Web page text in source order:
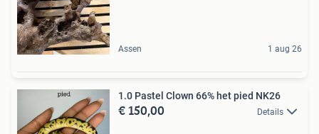
Assen 1 aug 26
1.0 Pastel Clown 66% het pied NK26
€ 150,00 Details